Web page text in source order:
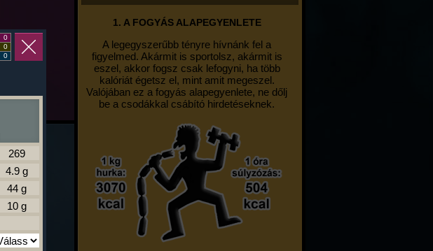
1. A FOGYÁS ALAPEGYENLETE
A legegyszerűbb tényre hívnánk fel a
figyelmed. Akármit is sportolsz, akármit is
eszel, akkor fogsz csak lefogyni, ha több
kalóriát égetsz el, mint amit megeszel.
Valójában ez a fogyás alapegyenlete, ne dőlj
be a csodákkal csábító hirdetéseknek.
0
0
0